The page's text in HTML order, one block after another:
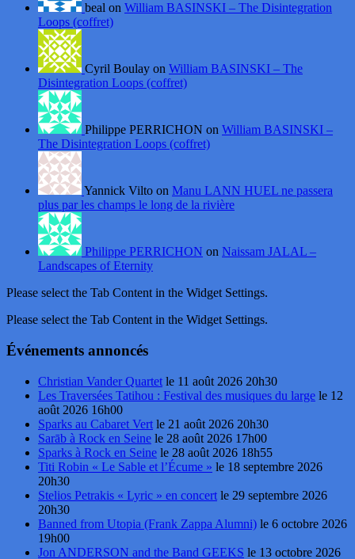
beal on William BASINSKI – The Disintegration
Loops (coffret)
Cyril Boulay on William BASINSKI – The
Disintegration Loops (coffret)
Philippe PERRICHON on William BASINSKI –
The Disintegration Loops (coffret)
Yannick Vilto on Manu LANN HUEL ne passera
plus par les champs le long de la rivière
Philippe PERRICHON on Naissam JALAL –
Landscapes of Eternity
Please select the Tab Content in the Widget Settings.
Please select the Tab Content in the Widget Settings.
Événements annoncés
Christian Vander Quartet le 11 août 2026 20h30
Les Traversées Tatihou : Festival des musiques du large le 12
août 2026 16h00
Sparks au Cabaret Vert le 21 août 2026 20h30
Sarāb à Rock en Seine le 28 août 2026 17h00
Sparks à Rock en Seine le 28 août 2026 18h55
Titi Robin « Le Sable et l’Écume » le 18 septembre 2026
20h30
Stelios Petrakis « Lyric » en concert le 29 septembre 2026
20h30
Banned from Utopia (Frank Zappa Alumni) le 6 octobre 2026
19h00
Jon ANDERSON and the Band GEEKS le 13 octobre 2026